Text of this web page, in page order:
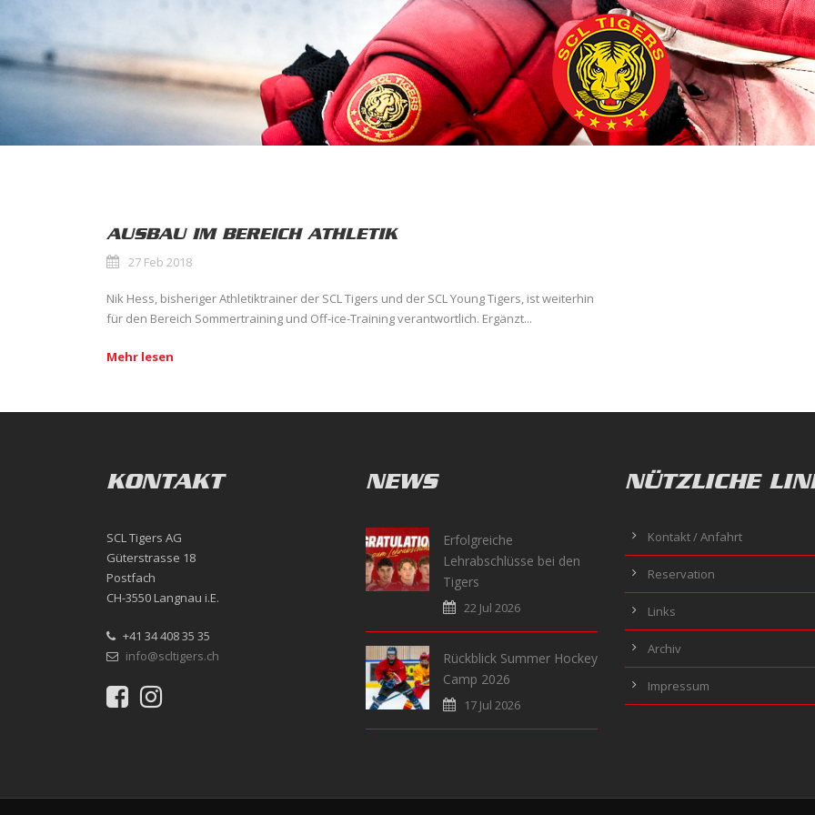
AUSBAU IM BEREICH ATHLETIK
27 Feb 2018
Nik Hess, bisheriger Athletiktrainer der SCL Tigers und der SCL Young Tigers, ist weiterhin
für den Bereich Sommertraining und Off-ice-Training verantwortlich. Ergänzt...
Mehr lesen
KONTAKT
SCL Tigers AG
Güterstrasse 18
Postfach
CH-3550 Langnau i.E.
+41 34 408 35 35
info@scltigers.ch
NEWS
Erfolgreiche
Lehrabschlüsse bei den
Tigers
22 Jul 2026
Rückblick Summer Hockey
Camp 2026
17 Jul 2026
NÜTZLICHE
Kontakt / Anfahrt
Reservation
Links
Archiv
Impressum